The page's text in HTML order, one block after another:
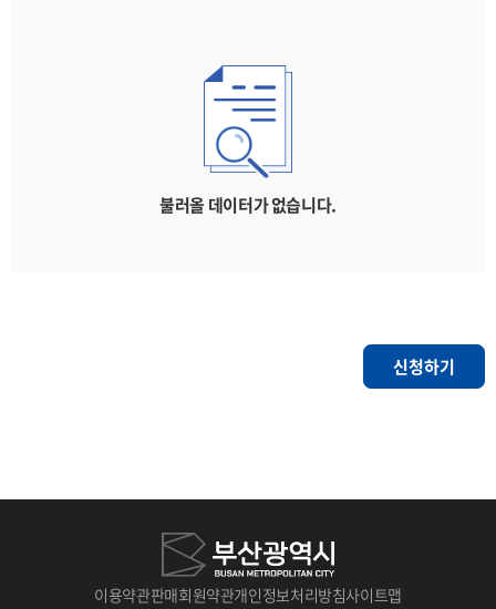
불러올 데이터가 없습니다.
신청하기
이용약관판매회원약관개인정보처리방침사이트맵